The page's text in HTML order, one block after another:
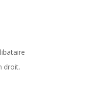
droit.